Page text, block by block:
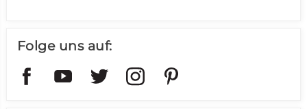
Folge uns auf: